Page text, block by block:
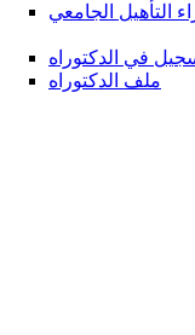
التأهيل الجامعي
في الدكتوراه
ملف الدكتوراه